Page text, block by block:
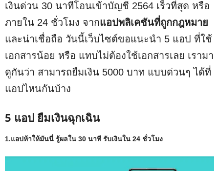
เงินด่วน 30 นาทีโอนเข้าบัญชี 2564 เร็วที่สุด หรือ
ภายใน 24 ชั่วโมง จากแอปพลิเคชันที่ถูกกฎหมาย
และน่าเชื่อถือ วันนี้เว็บไซต์ขอแนะนำ 5 แอป ที่ใช้
เอกสารน้อย หรือ แทบไม่ต้องใช้เอกสารเลย เรามา
ดูกันว่า สามารถยืมเงิน 5000 บาท แบบด่วนๆ ได้ที่
แอปไหนกันบ้าง
5 แอป ยืมเงินฉุกเฉิน
1.แอปห้าให้มันนี่ รู้ผลใน 30 นาที รับเงินใน 24 ชั่วโมง